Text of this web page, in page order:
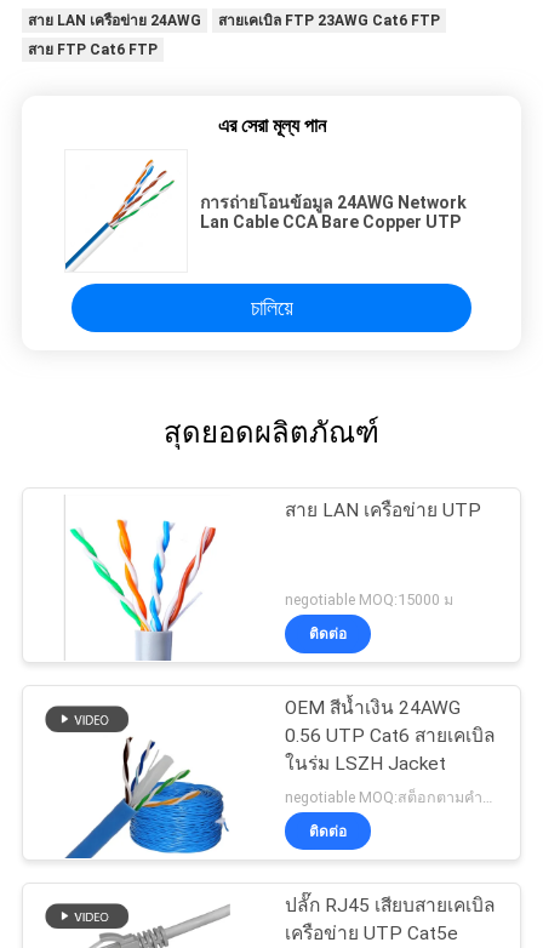
สาย LAN เครือข่าย 24AWG
สายเคเบิล FTP 23AWG Cat6 FTP
สาย FTP Cat6 FTP
এর সেরা মূল্য পান
การถ่ายโอนข้อมูล 24AWG Network
Lan Cable CCA Bare Copper UTP
চালিয়ে
สุดยอดผลิตภัณฑ์
สาย LAN เครือข่าย UTP
negotiable MOQ:15000 ม
ติดต่อ
OEM สีน้ำเงิน 24AWG
0.56 UTP Cat6 สายเคเบิล
ในร่ม LSZH Jacket
ติดต่อ
ปลั๊ก RJ45 เสียบสายเคเบิล
เครือข่าย UTP Cat5e